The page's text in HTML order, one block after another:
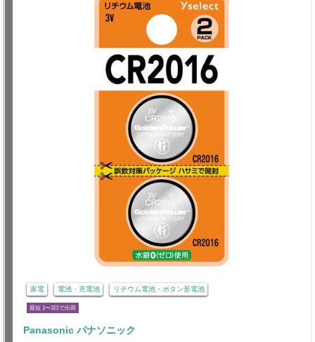
家電 電池・充電池 リチウム電池・ボタン形電池
最短 1〜3日で出荷
Panasonic パナソニック